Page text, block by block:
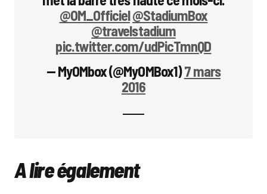
@OM_Officiel@StadiumBox
@travelstadium
pic.twitter.com/udPicTmnQD
— MyOMbox (@MyOMBox1)7 mars
2016
A lire également